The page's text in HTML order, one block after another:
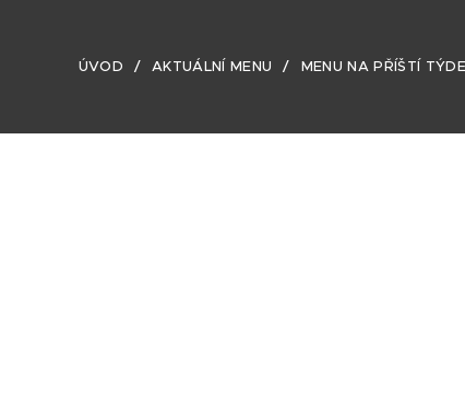
ÚVOD AKTUÁLNÍ MENU MENU NA PŘÍŠTÍ